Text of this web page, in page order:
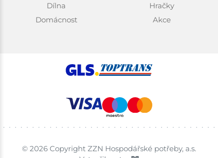
Dílna
Domácnost
Hračky
Akce
© 2026 Copyright ZZN Hospodářské potřeby, a.s.